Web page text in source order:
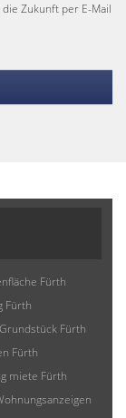
Zukunft per E-Mail
Fürth
Fürth
Grundstück Fürth
Fürth
miete Fürth